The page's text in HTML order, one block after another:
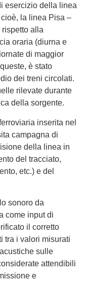
esercizio della linea
la linea Pisa –
rispetto alla
oraria (diurna e
di maggior
è stato
dei treni circolati.
rilevate durante
della sorgente.
inserita nel
campagna di
della linea in
del tracciato,
etc.) e del
sonoro da
come input di
il corretto
tra i valori misurati
sulle
attendibili
e